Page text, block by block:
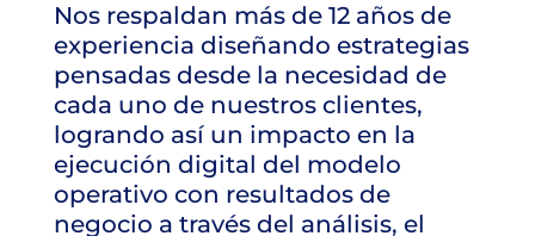
Nos respaldan más de 12 años de
experiencia diseñando estrategias
pensadas desde la necesidad de
cada uno de nuestros clientes,
logrando así un impacto en la
ejecución digital del modelo
operativo con resultados de
negocio a través del análisis, el